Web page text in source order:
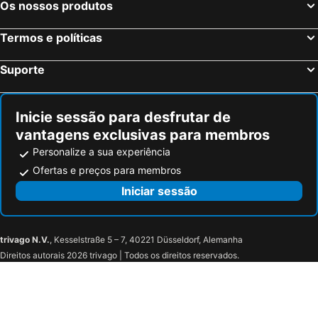
Medjugorje Hotéis na praia
Seget Hotéis na praia
Vrgorac Hotéis na praia
Os nossos produtos
Termos e políticas
Suporte
Inicie sessão para desfrutar de
vantagens exclusivas para membros
Personalize a sua experiência
Ofertas e preços para membros
Iniciar sessão
trivago N.V., Kesselstraße 5 – 7, 40221 Düsseldorf, Alemanha
Direitos autorais 2026 trivago | Todos os direitos reservados.